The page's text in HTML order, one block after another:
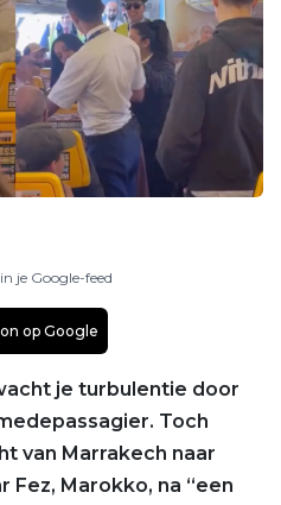
je Google-feed
op Google
je turbulentie door
Toch
van Marrakech naar
Fez, Marokko, na “een